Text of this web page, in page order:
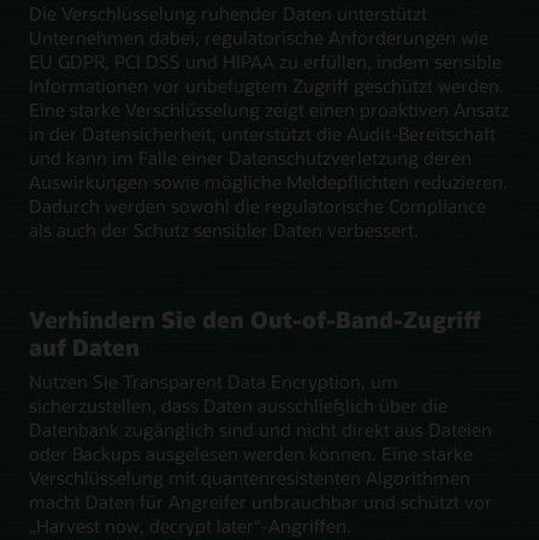
Die Verschlüsselung ruhender Daten unterstützt
Unternehmen dabei, regulatorische Anforderungen wie
EU GDPR, PCI DSS und HIPAA zu erfüllen, indem sensible
Informationen vor unbefugtem Zugriff geschützt werden.
Eine starke Verschlüsselung zeigt einen proaktiven Ansatz
in der Datensicherheit, unterstützt die Audit-Bereitschaft
und kann im Falle einer Datenschutzverletzung deren
Auswirkungen sowie mögliche Meldepflichten reduzieren.
Dadurch werden sowohl die regulatorische Compliance
als auch der Schutz sensibler Daten verbessert.
Verhindern Sie den Out-of-Band-Zugriff
auf Daten
Nutzen Sie Transparent Data Encryption, um
sicherzustellen, dass Daten ausschließlich über die
Datenbank zugänglich sind und nicht direkt aus Dateien
oder Backups ausgelesen werden können. Eine starke
Verschlüsselung mit quantenresistenten Algorithmen
macht Daten für Angreifer unbrauchbar und schützt vor
„Harvest now, decrypt later“-Angriffen.